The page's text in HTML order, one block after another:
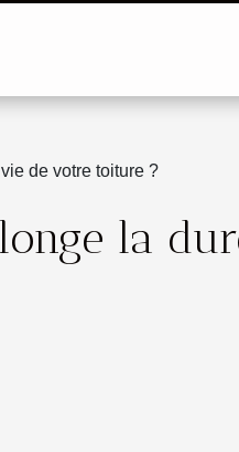
de votre toiture ?
la